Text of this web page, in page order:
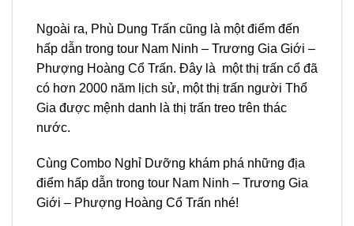
Ngoài ra, Phù Dung Trấn cũng là một điểm đến
hấp dẫn trong tour Nam Ninh – Trương Gia Giới –
Phượng Hoàng Cổ Trấn. Đây là một thị trấn cổ đã
có hơn 2000 năm lịch sử, một thị trấn người Thổ
Gia được mệnh danh là thị trấn treo trên thác
nước.
Cùng Combo Nghỉ Dưỡng khám phá những địa
điểm hấp dẫn trong tour Nam Ninh – Trương Gia
Giới – Phượng Hoàng Cổ Trấn nhé!